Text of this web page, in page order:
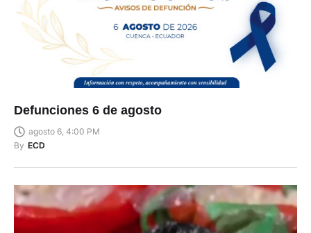
Defunciones 6 de agosto
agosto 6, 4:00 PM
By ECD